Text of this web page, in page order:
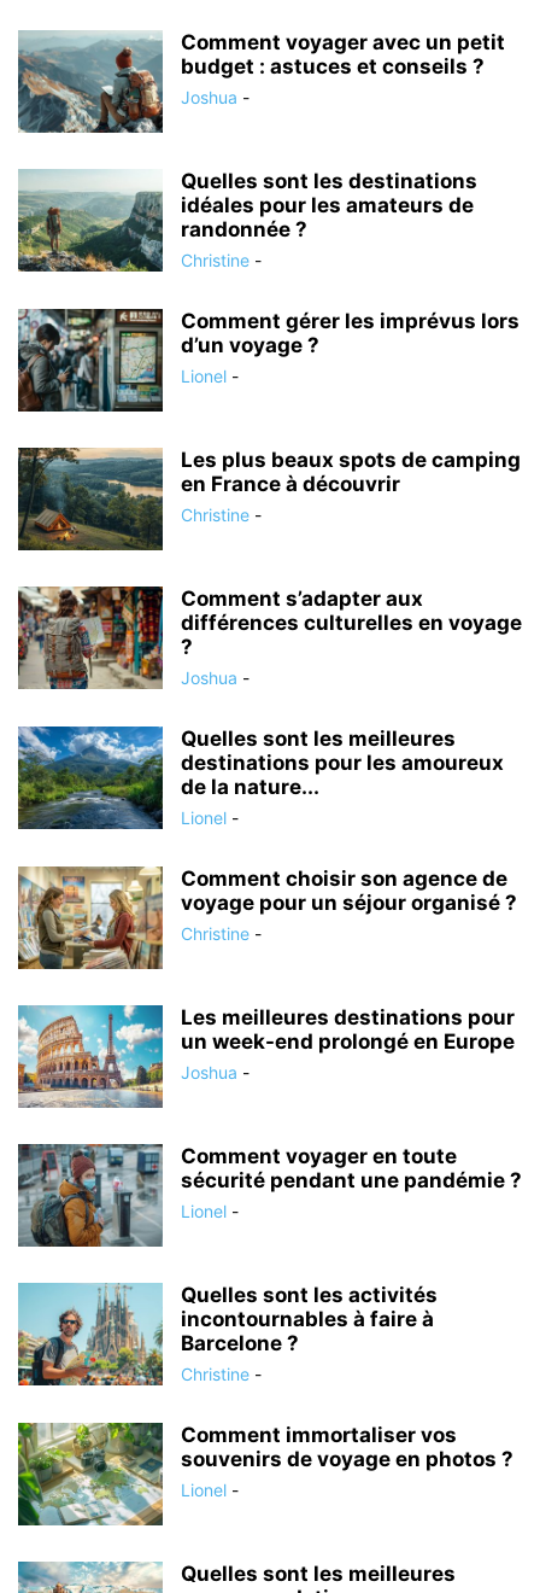
Comment voyager avec un petit
budget : astuces et conseils ?
Joshua -
Quelles sont les destinations
idéales pour les amateurs de
randonnée ?
Christine -
Comment gérer les imprévus lors
d’un voyage ?
Lionel -
Les plus beaux spots de camping
en France à découvrir
Christine -
Comment s’adapter aux
différences culturelles en voyage
?
Joshua -
Quelles sont les meilleures
destinations pour les amoureux
de la nature...
Lionel -
Comment choisir son agence de
voyage pour un séjour organisé ?
Christine -
Les meilleures destinations pour
un week-end prolongé en Europe
Joshua -
Comment voyager en toute
sécurité pendant une pandémie ?
Lionel -
Quelles sont les activités
incontournables à faire à
Barcelone ?
Christine -
Comment immortaliser vos
souvenirs de voyage en photos ?
Lionel -
Quelles sont les meilleures